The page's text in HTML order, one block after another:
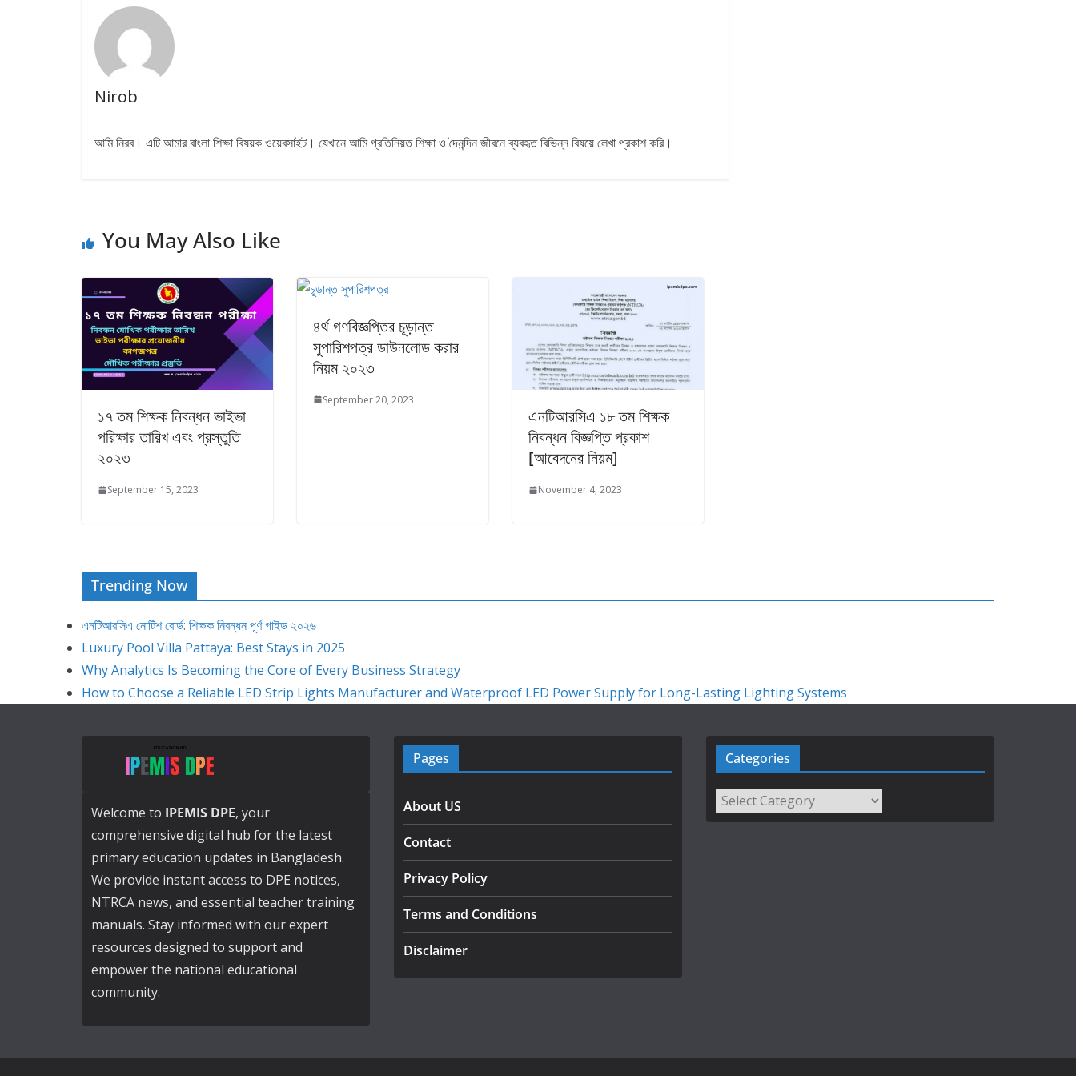
Nirob
আমি নিরব। এটি আমার বাংলা শিক্ষা বিষয়ক ওয়েবসাইট। যেখানে আমি প্রতিনিয়ত শিক্ষা ও দৈনন্দিন জীবনে ব্যবহৃত বিভিন্ন বিষয়ে লেখা প্রকাশ করি।
You May Also Like
১৭ তম শিক্ষক নিবন্ধন ভাইভা
পরিক্ষার তারিখ এবং প্রস্তুতি
২০২৩
September 15, 2023
৪র্থ গণবিজ্ঞপ্তির চূড়ান্ত
সুপারিশপত্র ডাউনলোড করার
নিয়ম ২০২৩
September 20, 2023
এনটিআরসিএ ১৮ তম শিক্ষক
নিবন্ধন বিজ্ঞপ্তি প্রকাশ
[আবেদনের নিয়ম]
November 4, 2023
Trending Now
এনটিআরসিএ নোটিশ বোর্ড: শিক্ষক নিবন্ধন পূর্ণ গাইড ২০২৬
Luxury Pool Villa Pattaya: Best Stays in 2025
Why Analytics Is Becoming the Core of Every Business Strategy
How to Choose a Reliable LED Strip Lights Manufacturer and Waterproof LED Power Supply for Long-Lasting Lighting Systems
Welcome to IPEMIS DPE, your
comprehensive digital hub for the latest
primary education updates in Bangladesh.
We provide instant access to DPE notices,
NTRCA news, and essential teacher training
manuals. Stay informed with our expert
resources designed to support and
empower the national educational
community.
Pages
About US
Contact
Privacy Policy
Terms and Conditions
Disclaimer
Categories
Categories